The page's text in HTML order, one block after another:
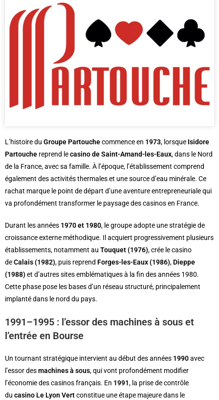
L’histoire du Groupe Partouchecommence en 1973, lorsque Isidore
Partouche reprend lecasino de Saint-Amand-les-Eaux, dans le Nord
de la France, avec sa famille. À l’époque, l’établissement comprend
également des activités thermales et une source d’eau minérale. Ce
rachat marque le point de départ d’une aventure entrepreneuriale qui
va profondément transformer le paysage des casinos en France.
Durant les années 1970 et 1980, le groupe adopte une stratégie de
croissance externe méthodique. Il acquiert progressivement plusieurs
établissements, notamment au Touquet (1976), crée le casino
deCalais (1982), puis reprend Forges-les-Eaux (1986), Dieppe
(1988) et d’autres sites emblématiques à la fin des années 1980.
Cette phase pose les bases d’un réseau structuré, principalement
implanté dans le nord du pays.
1991–1995 : l’essor des machines à sous et
l’entrée en Bourse
Un tournant stratégique intervient au début des années 1990avec
l’essor desmachines à sous, qui vont profondément modifier
l’économie des casinos français. En 1991, la prise de contrôle
du casino Le Lyon Vertconstitue une étape majeure dans le